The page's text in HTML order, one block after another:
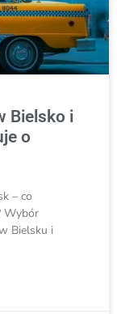
Bielsko i
o
– co
Wybór
Bielsku i